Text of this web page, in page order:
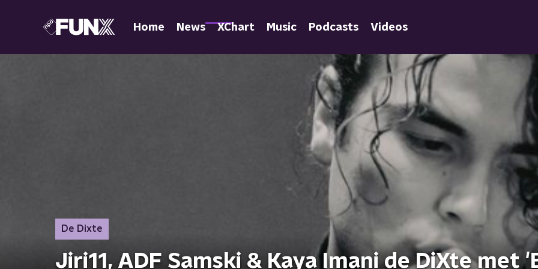
Home News XChart Music Podcasts Videos
De Dixte
Jiri11, ADF Samski & Kaya Imani de DiXte met